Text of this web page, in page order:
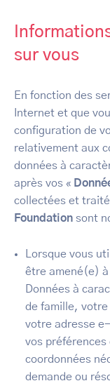
sur vous
En fonction des
Internet et que
configuration de
relativement aux
données à
après vos «
collectées et
Foundation sont
Lorsque vous
être amené(e)
Données à
de famille,
votre adresse
vos
coordonnées
demande ou